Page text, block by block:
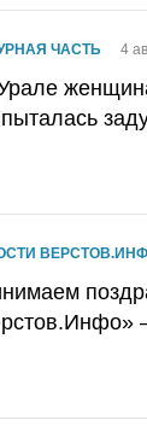
ЧАСТЬ 4
пыталась